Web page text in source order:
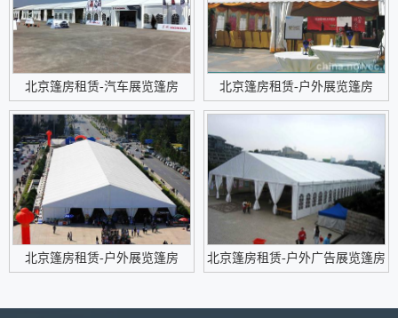
北京篷房租赁-汽车展览篷房
北京篷房租赁-户外展览篷房
北京篷房租赁-户外展览篷房
北京篷房租赁-户外广告展览篷房